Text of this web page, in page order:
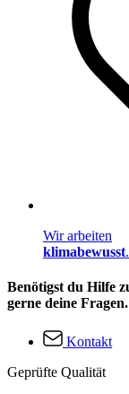
Wir arbeiten
klimabewusst.
Benötigst du Hilfe
gerne deine Fragen.
Kontakt
Geprüfte Qualität